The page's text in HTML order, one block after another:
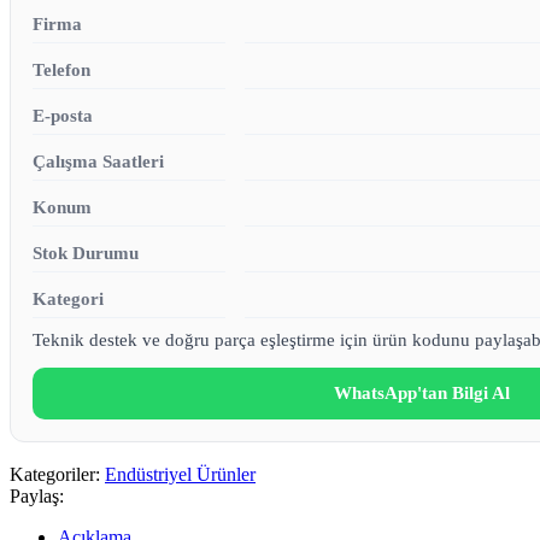
Firma
Telefon
E-posta
Çalışma Saatleri
Konum
Stok Durumu
Kategori
Teknik destek ve doğru parça eşleştirme için ürün kodunu
WhatsApp'tan Bilgi Al
Kategoriler: Endüstriyel Ürünler
Paylaş: